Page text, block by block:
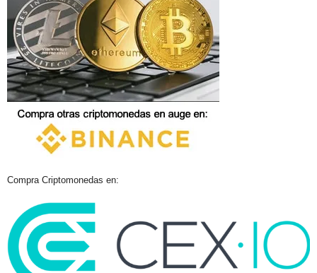
Compra Criptomonedas en: